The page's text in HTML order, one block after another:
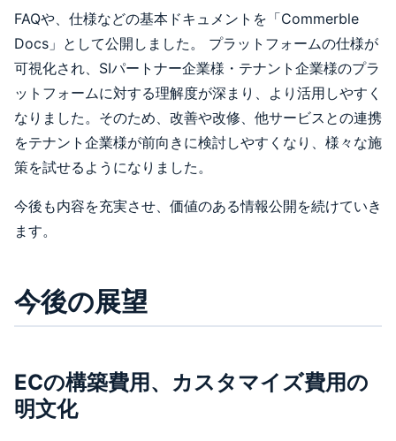
FAQや、仕様などの基本ドキュメントを「Commerble
Docs」として公開しました。 プラットフォームの仕様が
可視化され、SIパートナー企業様・テナント企業様のプラ
ットフォームに対する理解度が深まり、より活用しやすく
なりました。そのため、改善や改修、他サービスとの連携
をテナント企業様が前向きに検討しやすくなり、様々な施
策を試せるようになりました。
今後も内容を充実させ、価値のある情報公開を続けていき
ます。
今後の展望
ECの構築費用、カスタマイズ費用の
明文化